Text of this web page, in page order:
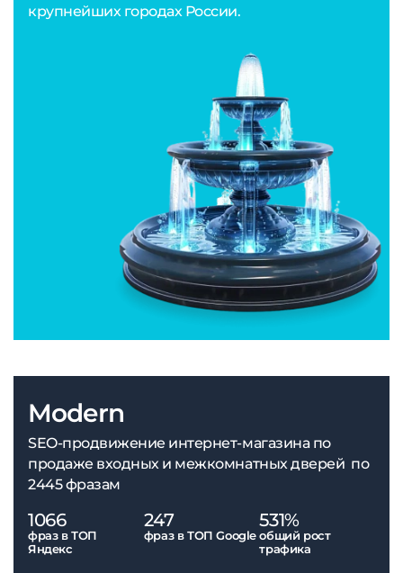
крупнейших городах России.
Modern
SEO-продвижение интернет-магазина по
продаже входных и межкомнатных дверей по
2445 фразам
1066
фраз в ТОП
Яндекс
247
фраз в ТОП Google
531%
общий рост
трафика